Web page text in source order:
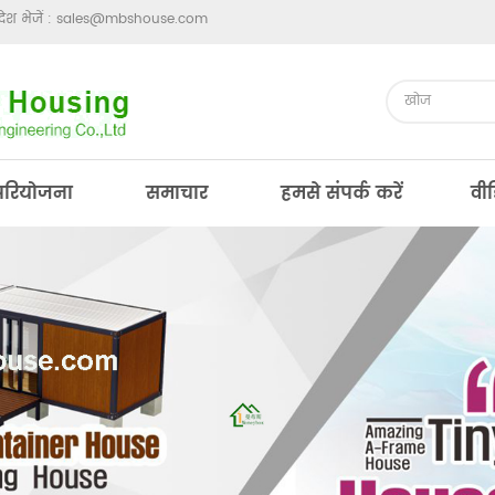
भेजें : sales@mbshouse.com
समाचार हमसे संपर्क करें